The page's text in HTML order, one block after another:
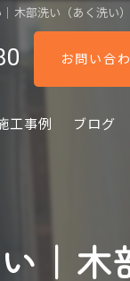
木部洗い（あく洗い
お問い合
工事例 ブログ
｜木